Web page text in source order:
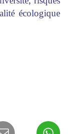
écologique